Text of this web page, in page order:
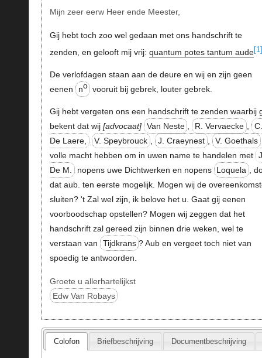
Mijn zeer eerw Heer ende Meester,
Gij hebt toch zoo wel gedaan met ons handschrift te
zenden, en gelooft mij vrij: quantum potes tantum aude[1]
De verlofdagen staan aan de deure en wij en zijn geen
eenen
no vooruit bij gebrek, louter gebrek.
Gij hebt vergeten ons een handschrift te zenden waarbij
bekent dat wij advocaat Van Neste , R. Vervaecke ,
De Laere,
V. Speybrouck , J. Craeynest , V. Goethals
volle macht hebben om in uwen name te handelen met
De M. nopens uwe Dichtwerken en nopens Loquela
,
dat aub. ten eerste mogelijk. Mogen wij de
sluiten? 't Zal wel zijn, ik belove het u. Gaat gij eenen
voorboodschap opstellen? Mogen wij zeggen dat het
handschrift zal gereed zijn binnen drie weken, wel te
verstaan van
Tijdkrans ? Aub en vergeet toch niet van
spoedig te antwoorden.
Groete u allerhartelijkst
Edw Van Robays
Colofon Briefbeschrijving Documentbeschrijving